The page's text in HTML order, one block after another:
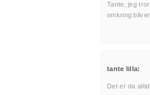
Tante, jeg
omkring
tante lilla:
Det er da